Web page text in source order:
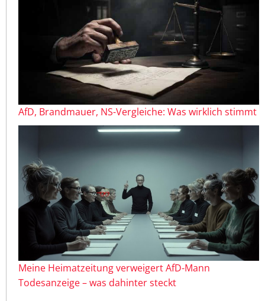
AfD, Brandmauer, NS-Vergleiche: Was wirklich stimmt
Meine Heimatzeitung verweigert AfD-Mann
Todesanzeige – was dahinter steckt